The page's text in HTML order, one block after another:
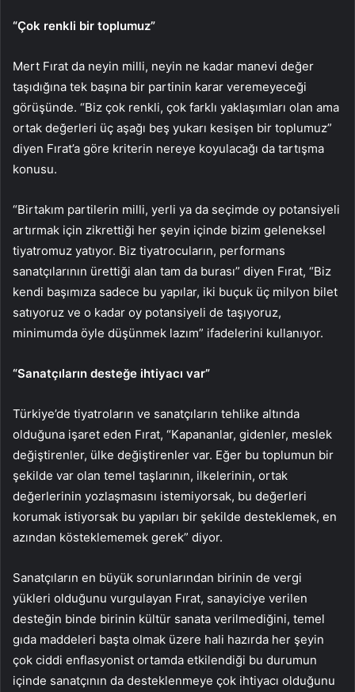
“Çok renkli bir toplumuz”
Mert Fırat da neyin milli, neyin ne kadar manevi değer
taşıdığına tek başına bir partinin karar veremeyeceği
görüşünde. “Biz çok renkli, çok farklı yaklaşımları olan ama
ortak değerleri üç aşağı beş yukarı kesişen bir toplumuz”
diyen Fırat’a göre kriterin nereye koyulacağı da tartışma
konusu.
“Birtakım partilerin milli, yerli ya da seçimde oy potansiyeli
artırmak için zikrettiği her şeyin içinde bizim geleneksel
tiyatromuz yatıyor. Biz tiyatrocuların, performans
sanatçılarının ürettiği alan tam da burası” diyen Fırat, “Biz
kendi başımıza sadece bu yapılar, iki buçuk üç milyon bilet
satıyoruz ve o kadar oy potansiyeli de taşıyoruz,
minimumda öyle düşünmek lazım” ifadelerini kullanıyor.
“Sanatçıların desteğe ihtiyacı var”
Türkiye’de tiyatroların ve sanatçıların tehlike altında
olduğuna işaret eden Fırat, “Kapananlar, gidenler, meslek
değiştirenler, ülke değiştirenler var. Eğer bu toplumun bir
şekilde var olan temel taşlarının, ilkelerinin, ortak
değerlerinin yozlaşmasını istemiyorsak, bu değerleri
korumak istiyorsak bu yapıları bir şekilde desteklemek, en
azından kösteklememek gerek” diyor.
Sanatçıların en büyük sorunlarından birinin de vergi
yükleri olduğunu vurgulayan Fırat, sanayiciye verilen
desteğin binde birinin kültür sanata verilmediğini, temel
gıda maddeleri başta olmak üzere hali hazırda her şeyin
çok ciddi enflasyonist ortamda etkilendiği bu durumun
içinde sanatçının da desteklenmeye çok ihtiyacı olduğunu